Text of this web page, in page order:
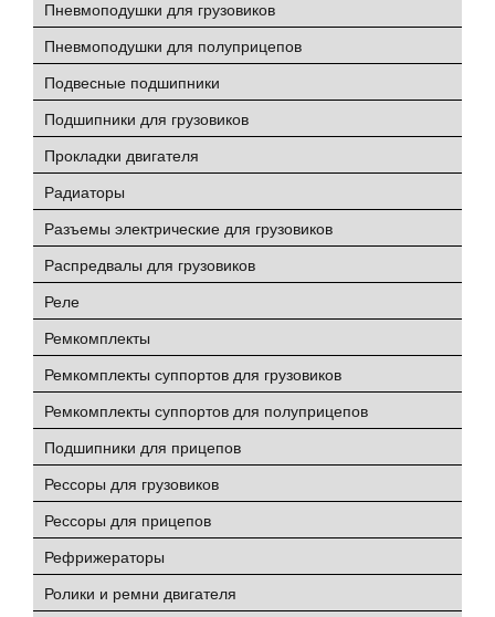
Пневмоподушки для грузовиков
Пневмоподушки для полуприцепов
Подвесные подшипники
Подшипники для грузовиков
Прокладки двигателя
Радиаторы
Разъемы электрические для грузовиков
Распредвалы для грузовиков
Реле
Ремкомплекты
Ремкомплекты суппортов для грузовиков
Ремкомплекты суппортов для полуприцепов
Подшипники для прицепов
Рессоры для грузовиков
Рессоры для прицепов
Рефрижераторы
Ролики и ремни двигателя